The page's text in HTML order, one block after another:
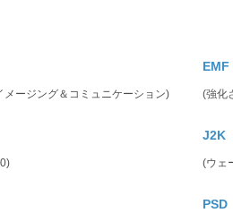
メージング＆コミュニケーション)
EMF
(強化
J2K
(ウェ
PSD